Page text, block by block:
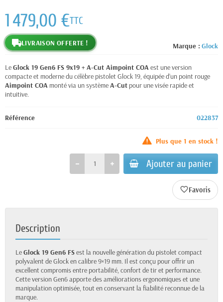
Marque : Glock
1 479,00 €TTC
LIVRAISON OFFERTE !
LeGlock 19 Gen6 FS 9x19 + A-Cut Aimpoint COA est une version
compacte et moderne du célèbre pistolet Glock 19, équipée d’un point rouge
Aimpoint COA monté via un systèmeA-Cut pour une visée rapide et
intuitive.
Référence 022837
Plus que 1 en stock !
Ajouter au panier
favorite_border
Description
LeGlock 19 Gen6 FSest la nouvelle génération du pistolet compact
polyvalent de Glock en calibre 9×19 mm. Il est conçu pour offrir un
excellent compromis entre portabilité, confort de tir et performance.
Cette version Gen6 apporte des améliorations ergonomiques et une
manipulation optimisée, tout en conservant la fiabilité reconnue de la
marque.